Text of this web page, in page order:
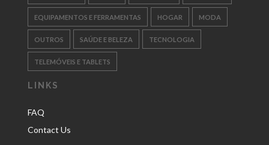
EQUIPAMENTOS E FERRAMENTAS HOGAR MODA
OUTROS SAÚDE E BELEZA TECNOLOGIA
TELEMÓVEIS E TABLETS
LINKS
FAQ
Contact Us